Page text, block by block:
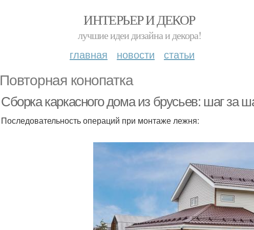
ИНТЕРЬЕР И ДЕКОР
лучшие идеи дизайна и декора!
главная новости статьи
Повторная конопатка
Сборка каркасного дома из брусьев: шаг за
Последовательность операций при монтаже лежня: